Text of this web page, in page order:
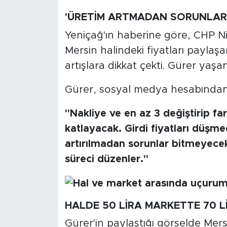
'ÜRETİM ARTMADAN
Yeniçağ'ın haberine göre, CHP
Mersin halindeki fiyatları
artışlara dikkat çekti. Gürer
Gürer, sosyal medya
"Nakliye ve en az 3 değiştirip
katlayacak. Girdi fiyatları
artırılmadan sorunlar
süreci düzenler."
HALDE 50 LİRA MARKETTE 70
Gürer'in paylaştığı görselde
FOTO GALERİ
VİDEOLAR